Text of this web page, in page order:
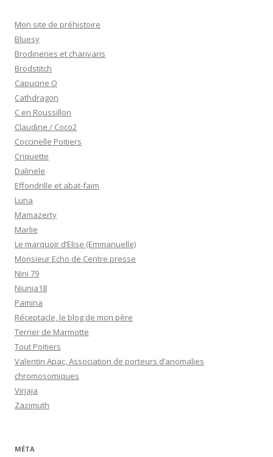
Mon site de préhistoire
Bluesy
Brodineries et charivaris
Brodstitch
Capucine O
Cathdragon
C en Roussillon
Claudine / Coco2
Coccinelle Poitiers
Criquette
Dalinele
Effondrille et abat-faim
Luna
Mamazerty
Marlie
Le marquoir d’Elise (Emmanuelle)
Monsieur Echo de Centre presse
Nini 79
Niunia18
Pamina
Réceptacle, le blog de mon père
Terrier de Marmotte
Tout Poitiers
Valentin Apac, Association de porteurs d’anomalies
chromosomiques
Virjaja
Zazimuth
MÉTA